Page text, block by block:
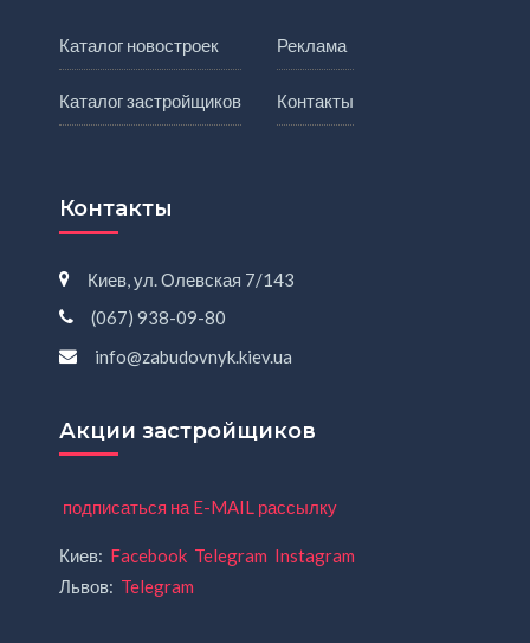
Каталог новостроек
Каталог застройщиков
Реклама
Контакты
Контакты
Киев, ул. Олевская 7/143
(067) 938-09-80
info@zabudovnyk.kiev.ua
Акции застройщиков
подписаться на E-MAIL рассылку
Киев: Facebook Telegram Instagram
Львов: Telegram